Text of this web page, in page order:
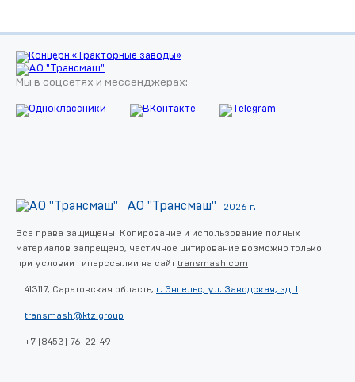
АО "Трансмаш" 2026 г.
Все права защищены. Копирование и использование полных
материалов запрещено, частичное цитирование возможно только
при условии гиперссылки на сайт transmash.com
413117, Саратовская область, г. Энгельс, ул. Заводская, зд. 1
transmash@ktz.group
+7 (8453) 76-22-49
Мы в соцсетях и мессенджерах: